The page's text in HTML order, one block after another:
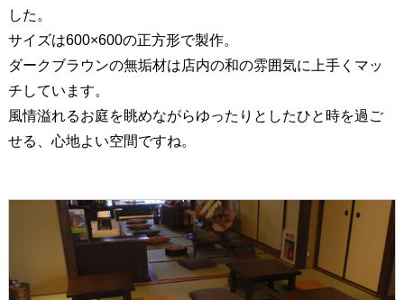
した。
サイズは600×600の正方形で製作。
ダークブラウンの無垢材は店内の和の雰囲気に上手くマッ
チしています。
風情溢れるお庭を眺めながらゆったりとしたひと時を過ご
せる、心地よい空間ですね。